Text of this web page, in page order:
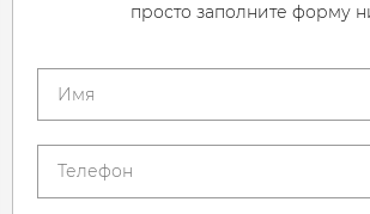
просто заполните форму